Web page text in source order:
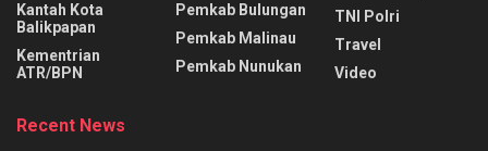
Kantah Kota
Balikpapan
Kementrian
ATR/BPN
Pemkab Bulungan
Pemkab Malinau
Pemkab Nunukan
TNI Polri
Travel
Video
Recent News